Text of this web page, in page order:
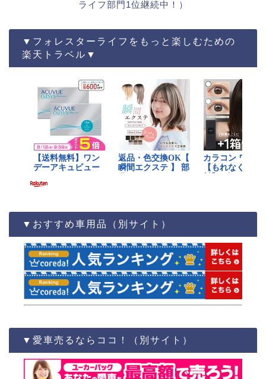
ライフ部門1位継続中！）
▼フォレスターライフをもっと楽しむための
楽天トラベル▼
▼おすすめ車用品（別サイト）
▼愛車売るならココ！（別サイト）